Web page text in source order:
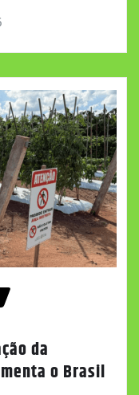
da
o Brasil